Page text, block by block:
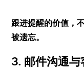
跟进提醒的价值，
被遗忘。
3. 邮件沟通